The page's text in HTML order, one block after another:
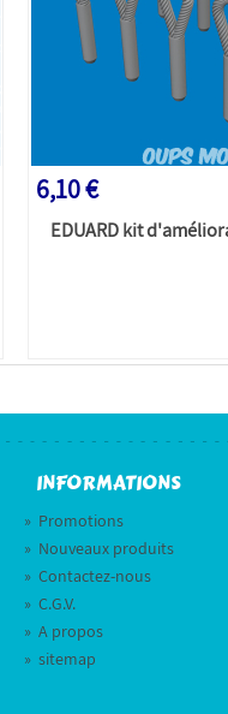
6,10 €
EDUARD kit
INFORMATIONS
» Promotions
» Nouveaux produits
» Contactez-nous
» C.G.V.
» A propos
» sitemap